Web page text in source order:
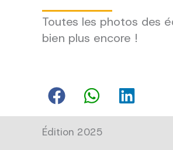
Toutes les photos des
bien plus encore !
Édition 2025